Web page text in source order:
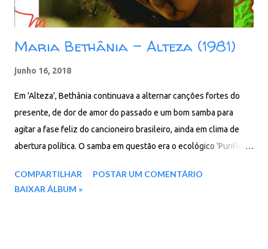
Maria Bethânia - Alteza (1981)
junho 16, 2018
Em 'Alteza', Bethânia continuava a alternar canções fortes do
presente, de dor de amor do passado e um bom samba para
agitar a fase feliz do cancioneiro brasileiro, ainda em clima de
abertura política. O samba em questão era o ecológico 'Purificar
gravado com Caetano, Gil e sua irmã Nicinha. O repertório foi
COMPARTILHAR
POSTAR UM COMENTÁRIO
BAIXAR ÁLBUM »